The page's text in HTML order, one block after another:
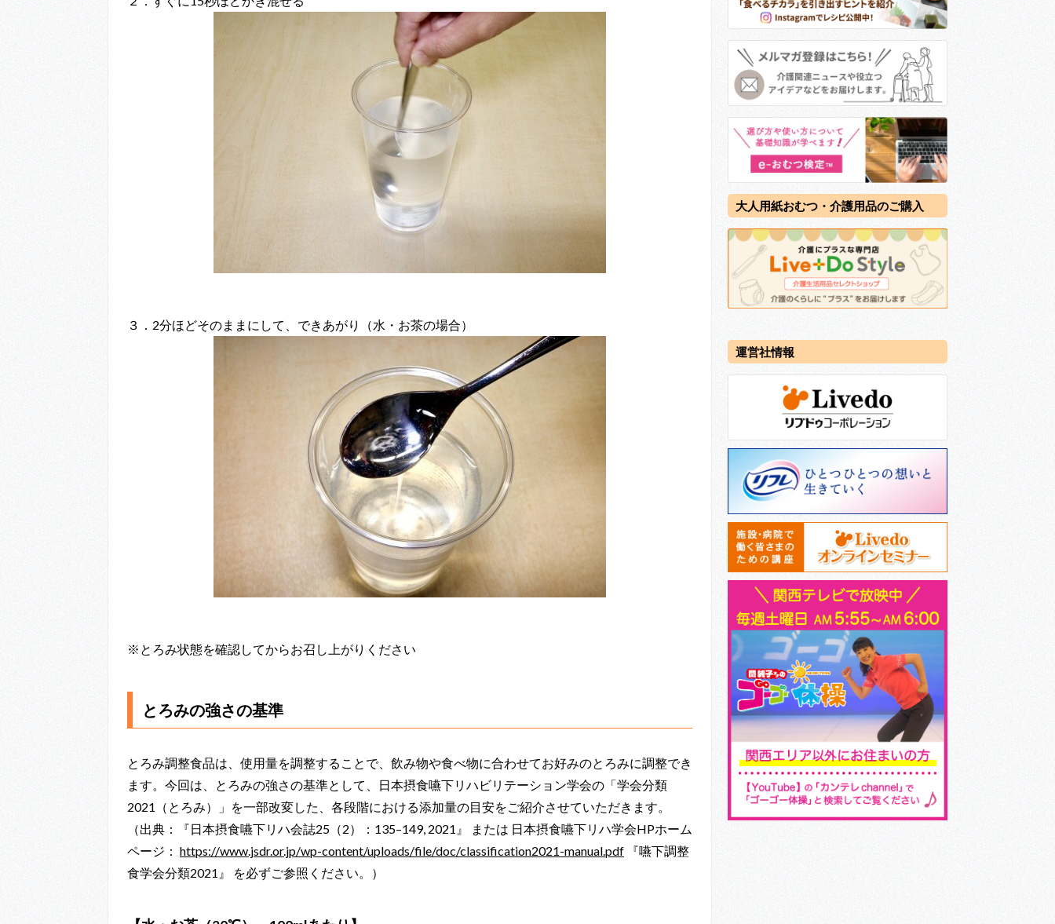
３．2分ほどそのままにして、できあがり（水・お茶の場合）
※とろみ状態を確認してからお召し上がりください
とろみの強さの基準
とろみ調整食品は、使用量を調整することで、飲み物や食べ物に合わせてお好みのとろみに調整でき
ます。今回は、とろみの強さの基準として、日本摂食嚥下リハビリテーション学会の「学会分類
2021（とろみ）」を一部改変した、各段階における添加量の目安をご紹介させていただきます。
（出典：『日本摂食嚥下リハ会誌25（2）：135–149, 2021』 または 日本摂食嚥下リハ学会HPホーム
ページ： https://www.jsdr.or.jp/wp-content/uploads/file/doc/classification2021-manual.pdf 『嚥下調整
食学会分類2021』 を必ずご参照ください。）
大人用紙おむつ・介護用品のご購入
運営社情報